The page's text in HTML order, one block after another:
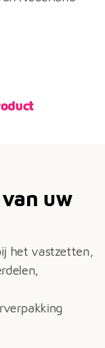
uw
het vastzetten,